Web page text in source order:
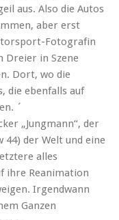
aus. Also die Autos
aber erst
Fotografin
Dreier in Szene
Dort, wo die
die ebenfalls auf
´
„Jungmann“, der
44) der Welt und eine
alles
ihre Reanimation
Irgendwann
Ganzen